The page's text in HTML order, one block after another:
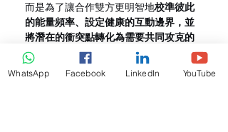
而是為了讓合作雙方更明智地校準彼此
的能量頻率、設定健康的互動邊界，並
將潛在的衝突點轉化為需要共同攻克的
創新課題。
最終，決定職場關係成敗的，永遠是現
WhatsApp Facebook LinkedIn YouTube